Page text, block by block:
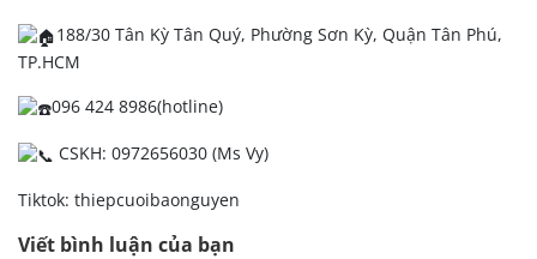
188/30 Tân Kỳ Tân Quý, Phường Sơn Kỳ, Quận Tân Phú,
TP.HCM
096 424 8986(hotline)
CSKH: 0972656030 (Ms Vy)
Tiktok: thiepcuoibaonguyen
Viết bình luận của bạn